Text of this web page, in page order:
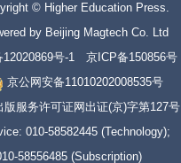
© Higher Education Press.
by Beijing Magtech Co. Ltd
号-1
京ICP备150856号
京公网安备11010202008535号
版服务许可证网出证(京)字第127号
010-58582445 (Technology);
58556485 (Subscription)